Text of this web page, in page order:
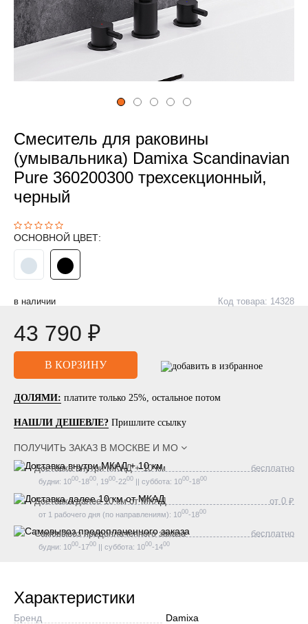
Смеситель для раковины
(умывальника) Damixa Scandinavian
Pure 360200300 трехсекционный,
черный
ОСНОВНОЙ ЦВЕТ:
Код товара: 14328
в наличии
43 790 ₽
ДОЛЯМИ: платите только 25%, остальное потом
НАШЛИ ДЕШЕВЛЕ? Пришлите ссылку
ПОЛУЧИТЬ ЗАКАЗ В МОСКВЕ И МО
Доставка внутри МКАД + 10 км
будни: 1000-1800 , 1900-2200 || суббота: 1000-1800
бесплатно
Доставка далее 10 км от МКАД
от 1 рабочего дня (по направлениям): 1000-1800
от 0 ₽
Самовывоз предоплаченного заказа
будни: 1000-1700 || суббота: 1000-1400
бесплатно
Характеристики
Бренд
Damixa